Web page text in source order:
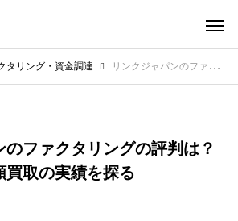
タリング・資金調達 リンクジャパンのファクタリングの評判は？口コミから少額買取の実績を探る
のファクタリングの評判は？
買取の実績を探る